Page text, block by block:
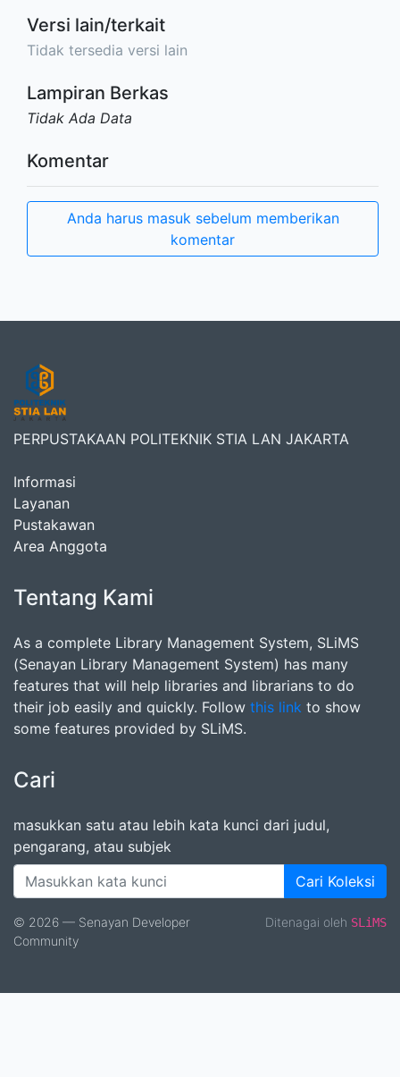
Versi lain/terkait
Tidak tersedia versi lain
Lampiran Berkas
Tidak Ada Data
Komentar
Anda harus masuk sebelum memberikan
komentar
PERPUSTAKAAN POLITEKNIK STIA LAN JAKARTA
Informasi
Layanan
Pustakawan
Area Anggota
Tentang Kami
As a complete Library Management System, SLiMS
(Senayan Library Management System) has many
features that will help libraries and librarians to do
their job easily and quickly. Follow this link to show
some features provided by SLiMS.
Cari
masukkan satu atau lebih kata kunci dari judul,
pengarang, atau subjek
Cari Koleksi
© 2026 — Senayan Developer
Community
Ditenagai oleh SLiMS